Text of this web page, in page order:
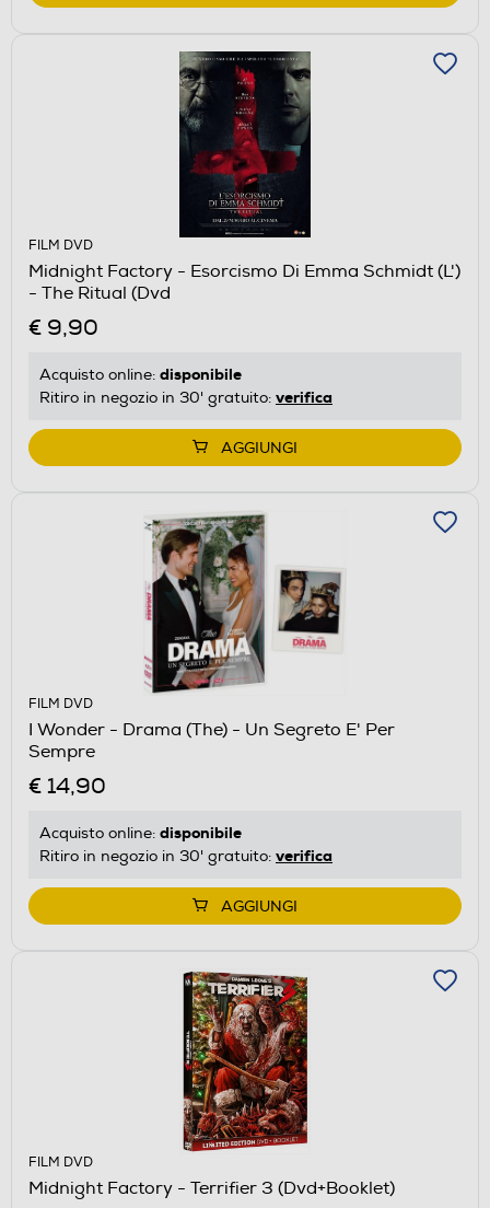
FILM DVD
Midnight Factory - Esorcismo Di Emma Schmidt (L')
- The Ritual (Dvd
€ 9,90
Acquisto online: disponibile
Ritiro in negozio in 30' gratuito: verifica
AGGIUNGI
FILM DVD
I Wonder - Drama (The) - Un Segreto E' Per
Sempre
€ 14,90
Acquisto online: disponibile
Ritiro in negozio in 30' gratuito: verifica
AGGIUNGI
FILM DVD
Midnight Factory - Terrifier 3 (Dvd+Booklet)